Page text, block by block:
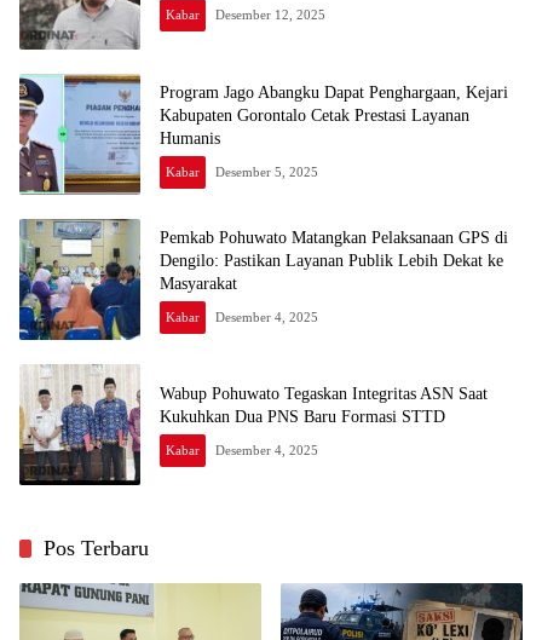
Kabar Desember 12, 2025
Program Jago Abangku Dapat Penghargaan, Kejari
Kabupaten Gorontalo Cetak Prestasi Layanan
Humanis
Kabar Desember 5, 2025
Pemkab Pohuwato Matangkan Pelaksanaan GPS di
Dengilo: Pastikan Layanan Publik Lebih Dekat ke
Masyarakat
Kabar Desember 4, 2025
Wabup Pohuwato Tegaskan Integritas ASN Saat
Kukuhkan Dua PNS Baru Formasi STTD
Kabar Desember 4, 2025
Pos Terbaru